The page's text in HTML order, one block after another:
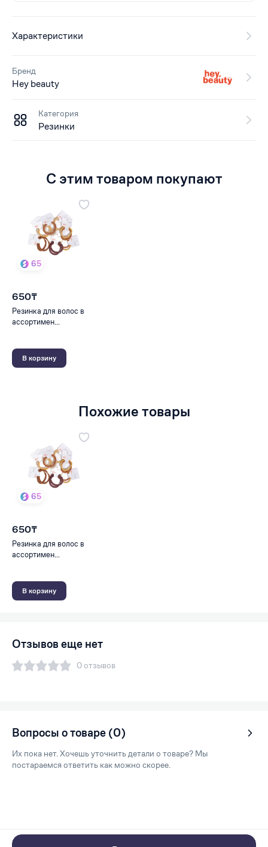
Характеристики
Бренд
Hey beauty
Категория
Резинки
С этим товаром покупают
65
650₸
Резинка для волос в
ассортимен...
В корзину
Похожие товары
65
650₸
Резинка для волос в
ассортимен...
В корзину
Отзывов еще нет
0 отзывов
Вопросы о товаре (0)
Их пока нет. Хочешь уточнить детали о товаре? Мы
постараемся ответить как можно скорее.